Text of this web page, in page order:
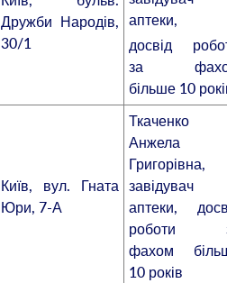
Дружби Народів,
30/1
аптеки,
досвід
за
більше 10
Київ, вул. Гната
Юри, 7-А
Ткаченко
Анжела
Григорівна,
завідувач
аптеки,
роботи
фахом
10 років